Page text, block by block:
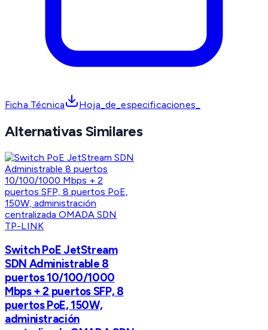
Ficha Técnica Hoja_de_especificaciones_
Alternativas Similares
TP-LINK
Switch PoE JetStream
SDN Administrable 8
puertos 10/100/1000
Mbps + 2 puertos SFP, 8
puertos PoE, 150W,
administración